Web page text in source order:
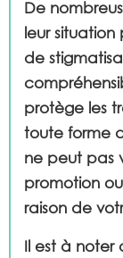
De
leur
de
protège les
toute forme
ne peut pas
promotion
raison de
Il est à noter